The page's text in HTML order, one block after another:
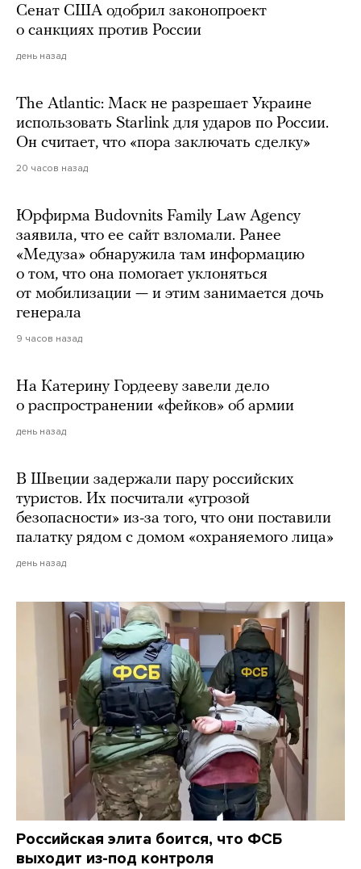
Сенат США одобрил законопроект
о санкциях против России
день назад
The Atlantic: Маск не разрешает Украине
использовать Starlink для ударов по России.
Он считает, что «пора заключать сделку»
20 часов назад
Юрфирма Budovnits Family Law Agency
заявила, что ее сайт взломали. Ранее
«Медуза» обнаружила там информацию
о том, что она помогает уклоняться
от мобилизации — и этим занимается дочь
генерала
9 часов назад
На Катерину Гордееву завели дело
о распространении «фейков» об армии
день назад
В Швеции задержали пару российских
туристов. Их посчитали «угрозой
безопасности» из-за того, что они поставили
палатку рядом с домом «охраняемого лица»
день назад
Российская элита боится, что ФСБ
выходит из-под контроля